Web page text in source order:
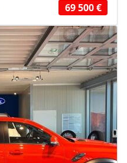
69 500 €